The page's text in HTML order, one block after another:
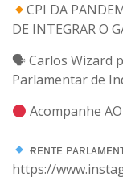
CPI DA
DE INTEGRAR O
🗣 Carlos Wizard
Parlamentar de
Acompanhe
ғʀᴇɴᴛᴇ
https://